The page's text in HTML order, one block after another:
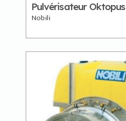
Pulvérisateur Oktopus
Nobili